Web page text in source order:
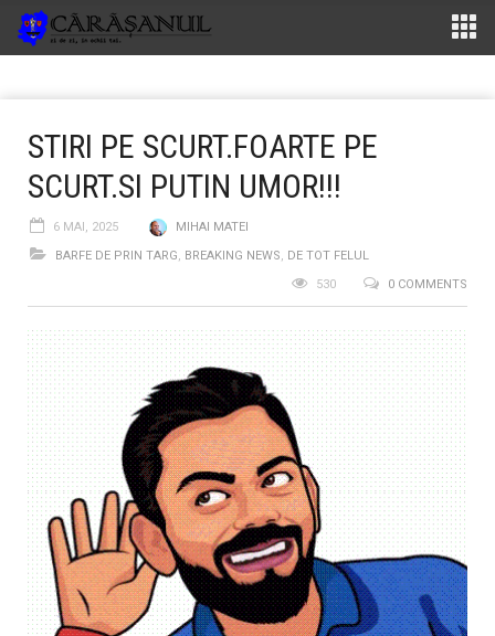
STIRI PE SCURT.FOARTE PE
SCURT.SI PUTIN UMOR!!!
6 MAI, 2025
MIHAI MATEI
BARFE DE PRIN TARG, BREAKING NEWS, DE TOT FELUL
0 COMMENTS
530